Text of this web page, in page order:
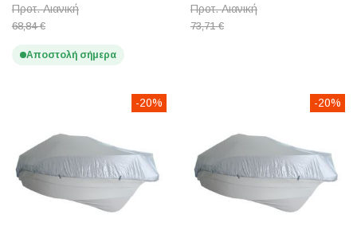
Προτ. Λιανική
68,84 €
Αποστολή σήμερα
Προτ. Λιανική
73,71 €
-20% -20%